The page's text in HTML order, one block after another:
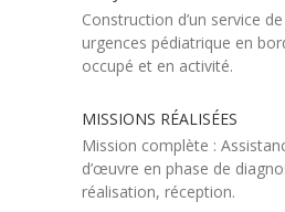
Construction d’un service
urgences pédiatrique en
occupé et en activité.
MISSIONS RÉALISÉES
Mission complète :
d’œuvre en phase de
réalisation, réception.